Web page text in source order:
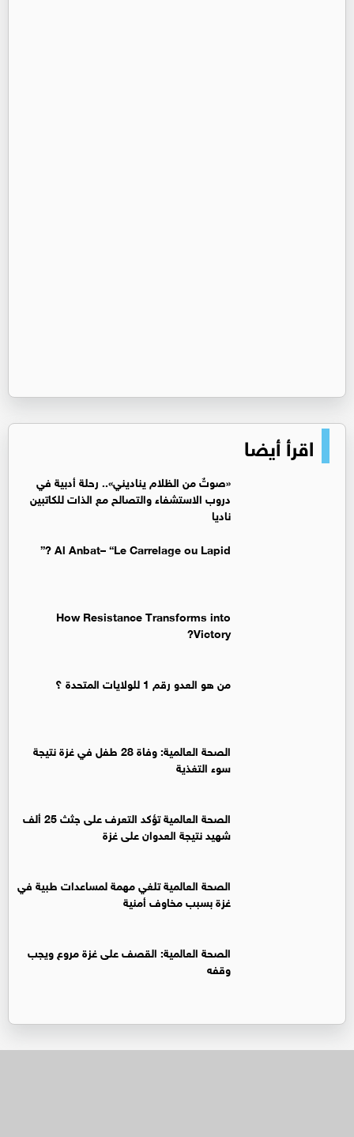
اقرأ أيضا
«صوتٌ من الظلام يناديني».. رحلة أدبية في
دروب الاستشفاء والتصالح مع الذات للكاتبين
ناديا
Al Anbat– “Le Carrelage ou Lapid ?”
How Resistance Transforms into
Victory?
من هو العدو رقم 1 للولايات المتحدة ؟
الصحة العالمية: وفاة 28 طفل في غزة نتيجة
سوء التغذية
الصحة العالمية تؤكد التعرف على جثث 25 ألف
شهيد نتيجة العدوان على غزة
الصحة العالمية تلغي مهمة لمساعدات طبية في
غزة بسبب مخاوف أمنية
الصحة العالمية: القصف على غزة مروع ويجب
وقفه